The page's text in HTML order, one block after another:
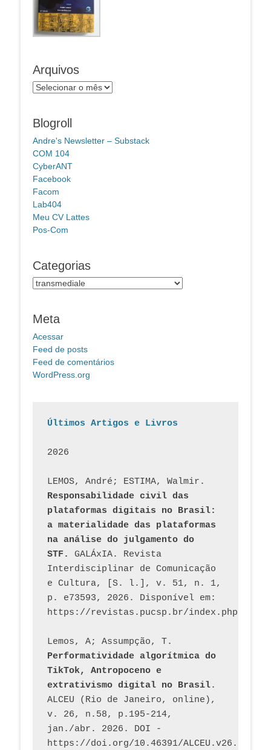
Arquivos
Arquivos
Blogroll
Andre's Newsletter – Substack
COM 104
CyberANT
Facebook
Facom
Lab404
Meu CV Lattes
Pos-Com
Categorias
Categorias
Meta
Acessar
Feed de posts
Feed de comentários
WordPress.org
Últimos Artigos e Livros
2026
Responsabilidade civil das
plataformas digitais no Brasil:
a materialidade das plataformas
na análise do julgamento do
STF.
GALÁxIA. Revista
Interdisciplinar de Comunicação
e Cultura, [S. l.], v. 51, n. 1,
p. e73593, 2026. Disponível em:
Performatividade algorítmica do
TikTok, Antropoceno e
extrativismo digital no Brasil.
ALCEU (Rio de Janeiro, online),
v. 26, n.58, p.195-214,
jan./abr. 2026. DOI -
https://doi.org/10.46391/